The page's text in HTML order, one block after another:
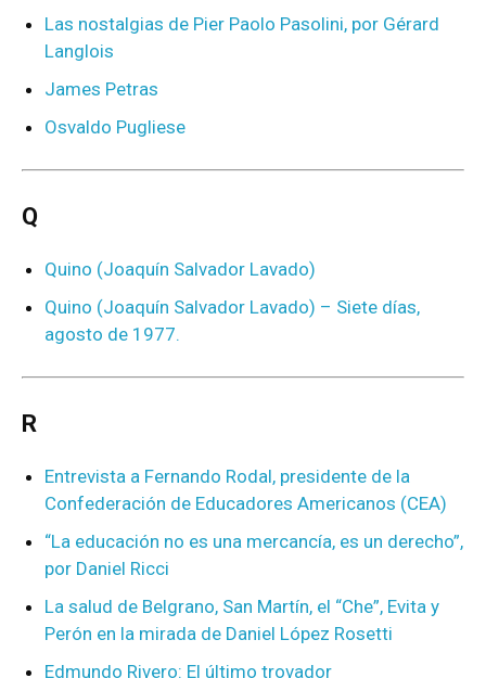
Las nostalgias de Pier Paolo Pasolini, por Gérard
Langlois
James Petras
Osvaldo Pugliese
Q
Quino (Joaquín Salvador Lavado)
Quino (Joaquín Salvador Lavado) – Siete días,
agosto de 1977.
R
Entrevista a Fernando Rodal, presidente de la
Confederación de Educadores Americanos (CEA)
“La educación no es una mercancía, es un derecho”,
por Daniel Ricci
La salud de Belgrano, San Martín, el “Che”, Evita y
Perón en la mirada de Daniel López Rosetti
Edmundo Rivero: El último trovador